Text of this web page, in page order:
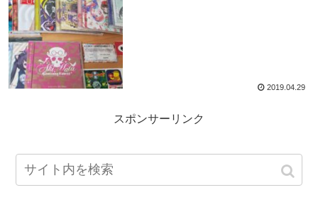
2019.04.29
スポンサーリンク